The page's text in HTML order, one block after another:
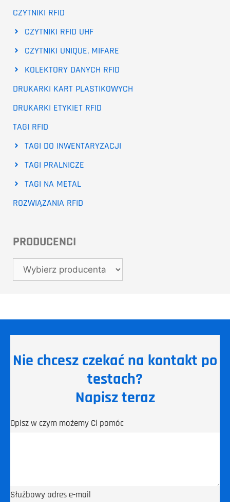
CZYTNIKI RFID
CZYTNIKI RFID UHF
CZYTNIKI UNIQUE, MIFARE
KOLEKTORY DANYCH RFID
DRUKARKI KART PLASTIKOWYCH
DRUKARKI ETYKIET RFID
TAGI RFID
TAGI DO INWENTARYZACJI
TAGI PRALNICZE
TAGI NA METAL
ROZWIĄZANIA RFID
PRODUCENCI
Nie chcesz czekać na kontakt po
testach?
Napisz teraz
Opisz w czym możemy Ci pomóc
Służbowy adres e-mail